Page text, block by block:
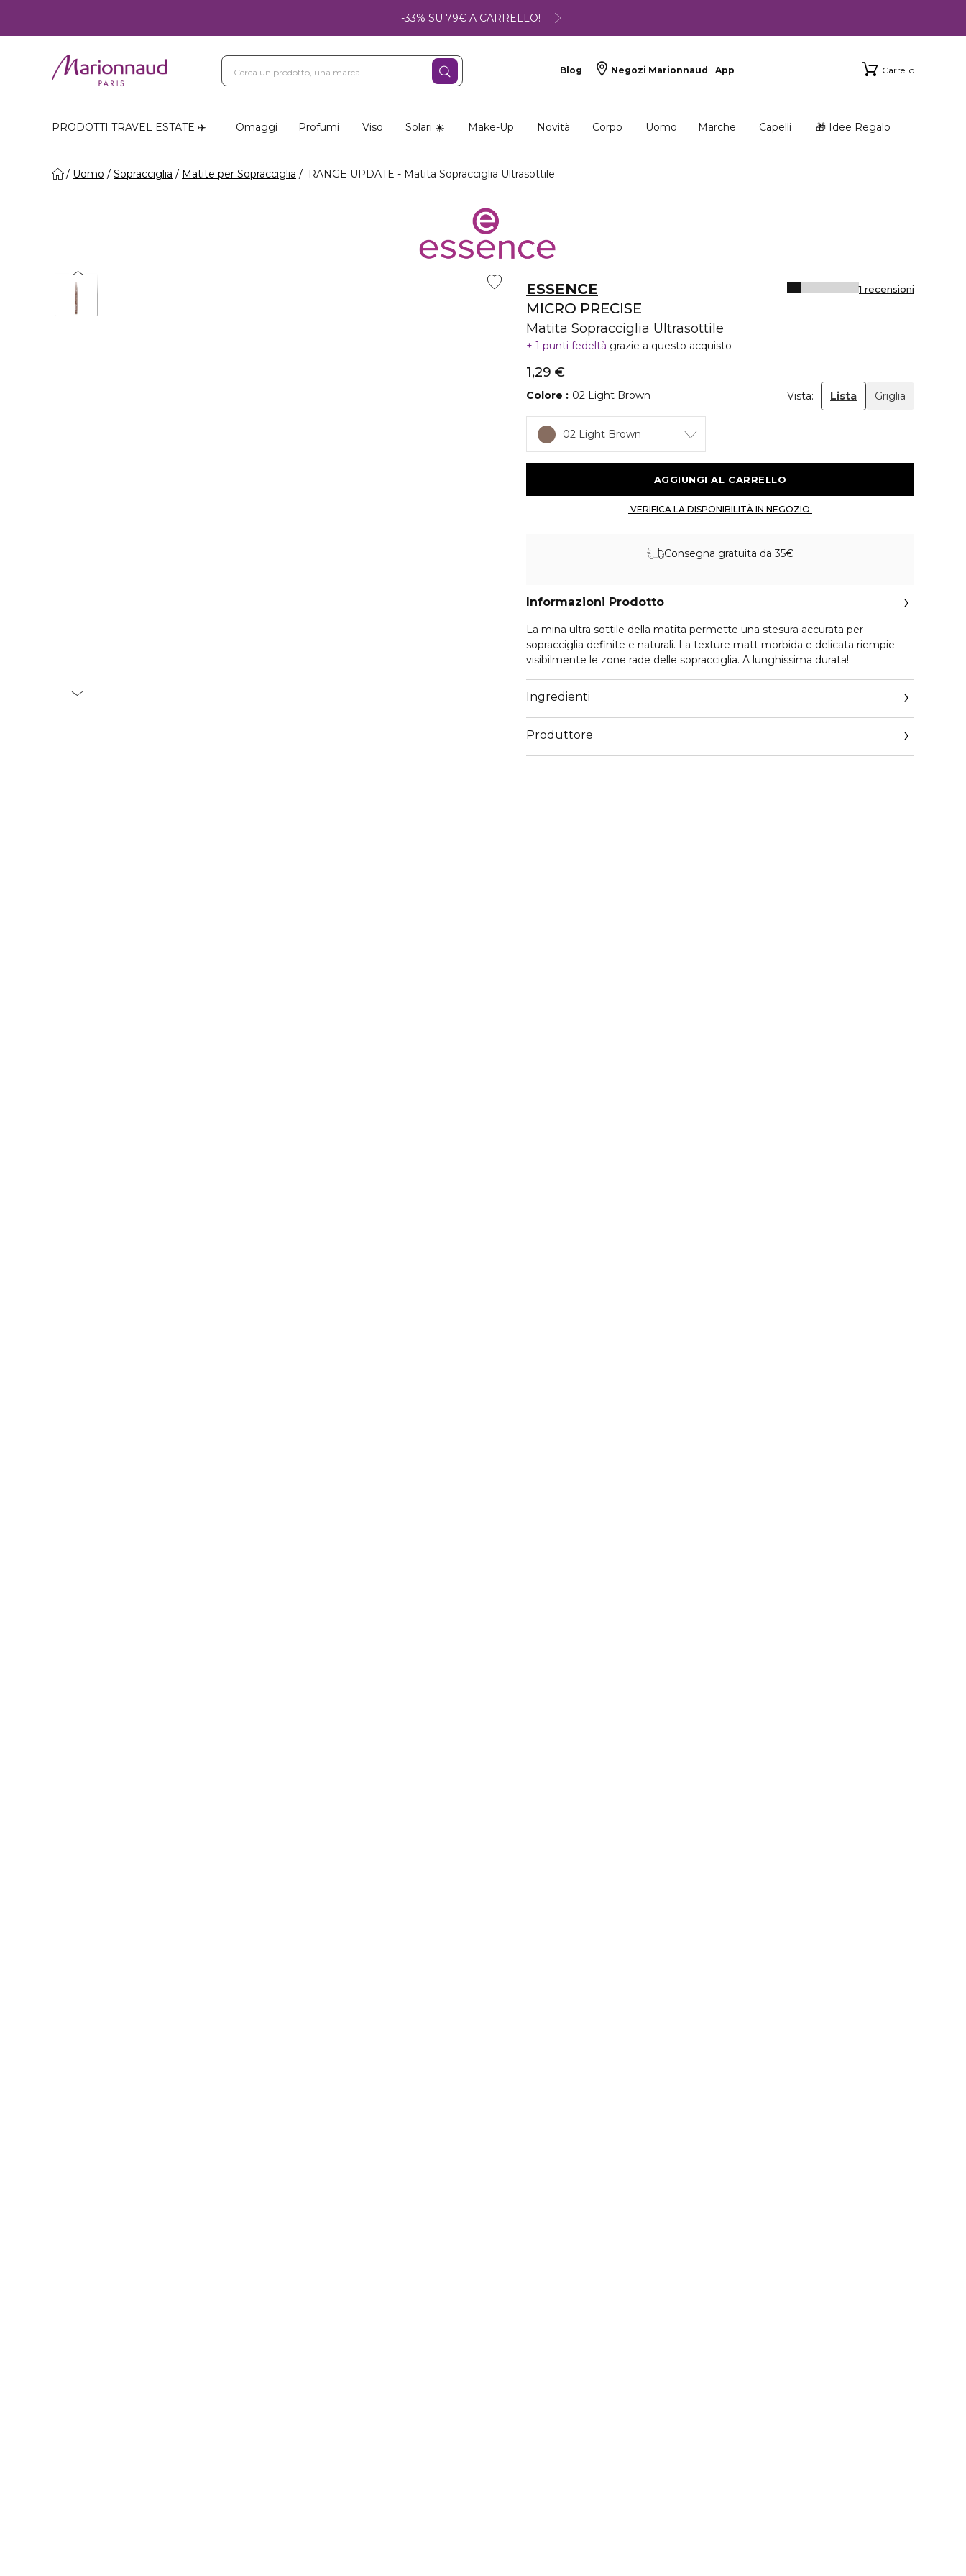
-33% SU 79€ A CARRELLO!
Blog Negozi Marionnaud App Carrello
PRODOTTI TRAVEL ESTATE ✈️ Omaggi Profumi Viso Solari ☀️ Make-Up Novità Corpo Uomo Marche Capelli 🎁 Idee Regalo
Uomo Sopracciglia Matite per Sopracciglia RANGE UPDATE - Matita Sopracciglia Ultrasottile
ESSENCE
MICRO PRECISE
Matita Sopracciglia Ultrasottile
1 recensioni
1 punti fedeltà grazie a questo acquisto
1,29 €
Colore 02 Light Brown Vista: Lista Griglia
02 Light Brown
Consegna gratuita da 35€
Informazioni Prodotto
La mina ultra sottile della matita permette una stesura accurata per
sopracciglia definite e naturali. La texture matt morbida e delicata riempie
visibilmente le zone rade delle sopracciglia. A lunghissima durata!
Ingredienti
Produttore